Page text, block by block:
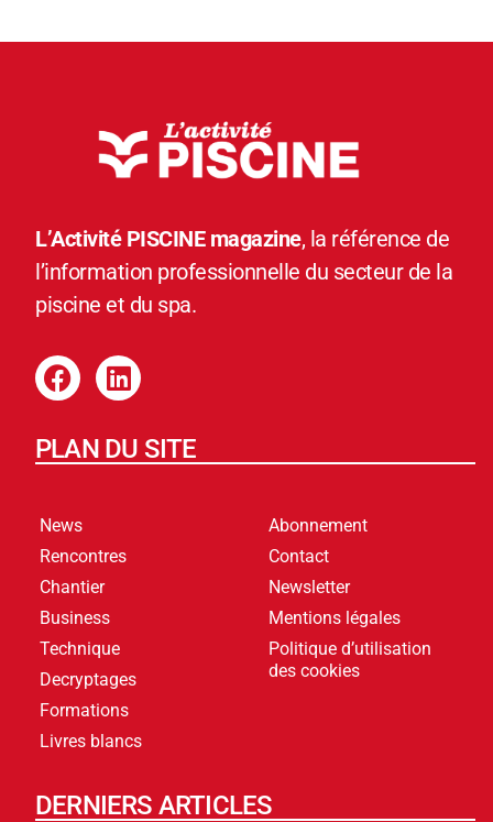
L’Activité PISCINE magazine, la référence de
l’information professionnelle du secteur de la
piscine et du spa.
PLAN DU SITE
News
Rencontres
Chantier
Business
Technique
Decryptages
Formations
Livres blancs
Abonnement
Contact
Newsletter
Mentions légales
Politique d’utilisation
des cookies
DERNIERS ARTICLES